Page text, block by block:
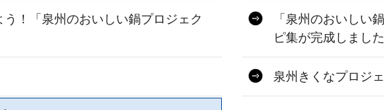
！「泉州のおいしい鍋プロジェク
「泉州のおいしい
ピ集が完成しまし
泉州きくなプロジ